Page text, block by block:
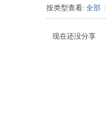
按类型查看: 全部 |
现在还没分享